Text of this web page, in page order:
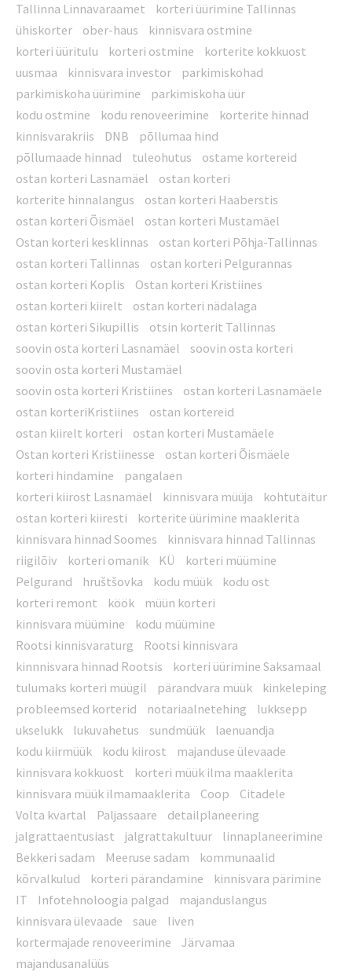
Tallinna Linnavaraamet
korteri üürimine Tallinnas
ühiskorter
ober-haus
kinnisvara ostmine
korteri üüritulu
korteri ostmine
korterite kokkuost
uusmaa
kinnisvara investor
parkimiskohad
parkimiskoha üürimine
parkimiskoha üür
kodu ostmine
kodu renoveerimine
korterite hinnad
kinnisvarakriis
DNB
põllumaa hind
põllumaade hinnad
tuleohutus
ostame kortereid
ostan korteri Lasnamäel
ostan korteri
korterite hinnalangus
ostan korteri Haaberstis
ostan korteri Õismäel
ostan korteri Mustamäel
Ostan korteri kesklinnas
ostan korteri Põhja-Tallinnas
ostan korteri Tallinnas
ostan korteri Pelgurannas
ostan korteri Koplis
Ostan korteri Kristiines
ostan korteri kiirelt
ostan korteri nädalaga
ostan korteri Sikupillis
otsin korterit Tallinnas
soovin osta korteri Lasnamäel
soovin osta korteri
soovin osta korteri Mustamäel
soovin osta korteri Kristiines
ostan korteri Lasnamäele
ostan korteriKristiines
ostan kortereid
ostan kiirelt korteri
ostan korteri Mustamäele
Ostan korteri Kristiinesse
ostan korteri Õismäele
korteri hindamine
pangalaen
korteri kiirost Lasnamäel
kinnisvara müüja
kohtutäitur
ostan korteri kiiresti
korterite üürimine maaklerita
kinnisvara hinnad Soomes
kinnisvara hinnad Tallinnas
riigilõiv
korteri omanik KÜ
korteri müümine
Pelgurand
hruštšovka kodu müük
kodu ost
korteri remont
köök
müün korteri
kinnisvara müümine
kodu müümine
Rootsi kinnisvaraturg
Rootsi kinnisvara
kinnnisvara hinnad Rootsis
korteri üürimine Saksamaal
tulumaks korteri müügil
pärandvara müük
kinkeleping
probleemsed korterid
notariaalnetehing
lukksepp
ukselukk
lukuvahetus sundmüük
laenuandja
kodu kiirmüük
kodu kiirost
majanduse ülevaade
kinnisvara kokkuost
korteri müük ilma maaklerita
kinnisvara müük ilmamaaklerita
Coop
Citadele
Volta kvartal
Paljassaare
detailplaneering
jalgrattaentusiast
jalgrattakultuur
linnaplaneerimine
Bekkeri sadam
Meeruse sadam
kommunaalid
kõrvalkulud
korteri pärandamine
kinnisvara pärimine
IT
Infotehnoloogia palgad
majanduslangus
kinnisvara ülevaade
saue
liven
kortermajade renoveerimine
Järvamaa
majandusanalüüs